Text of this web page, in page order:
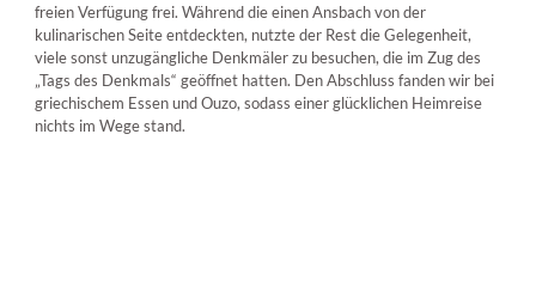
freien Verfügung frei. Während die einen Ansbach von der
kulinarischen Seite entdeckten, nutzte der Rest die Gelegenheit,
viele sonst unzugängliche Denkmäler zu besuchen, die im Zug des
„Tags des Denkmals“ geöffnet hatten. Den Abschluss fanden wir bei
griechischem Essen und Ouzo, sodass einer glücklichen Heimreise
nichts im Wege stand.